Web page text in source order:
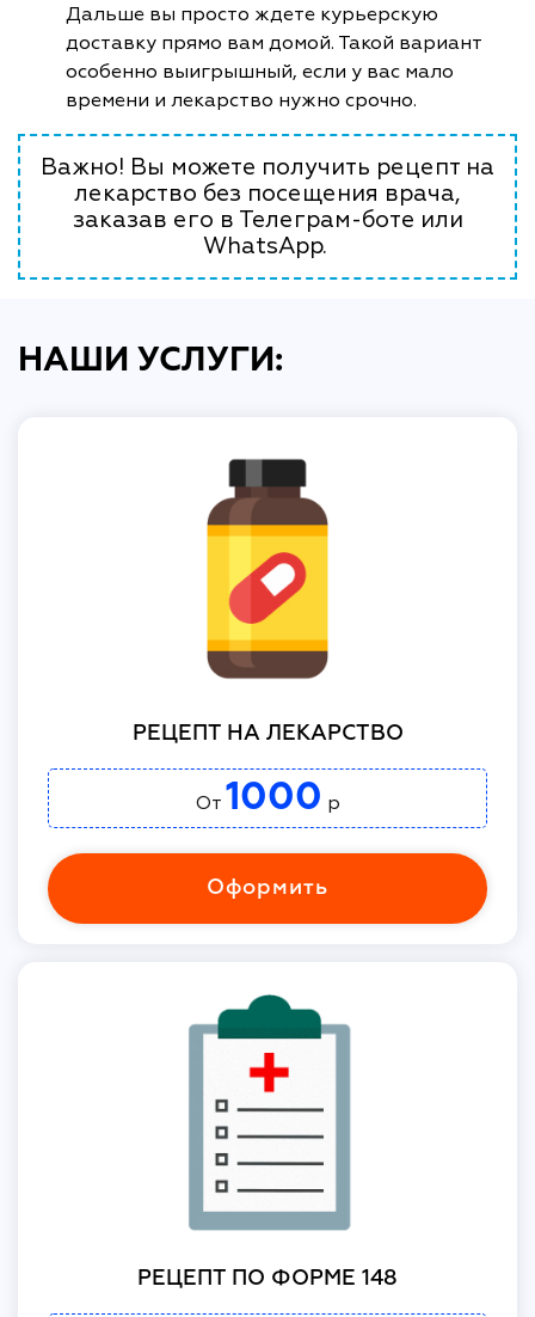
Дальше вы просто ждете курьерскую
доставку прямо вам домой. Такой вариант
особенно выигрышный, если у вас мало
времени и лекарство нужно срочно.
Важно! Вы можете получить рецепт на
лекарство без посещения врача,
заказав его в Телеграм-боте или
WhatsApp.
НАШИ УСЛУГИ:
РЕЦЕПТ НА ЛЕКАРСТВО
От 1000 р
Оформить
РЕЦЕПТ ПО ФОРМЕ 148